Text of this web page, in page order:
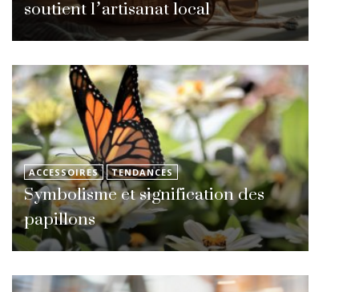
soutient l’artisanat local
ACCESSOIRES TENDANCES
Symbolisme et signification des
papillons